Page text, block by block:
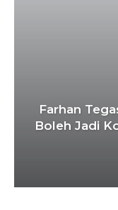
Farhan
Boleh Jadi